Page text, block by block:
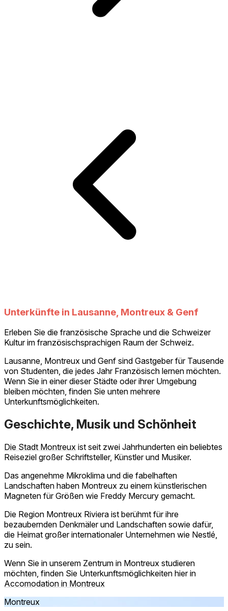
Unterkünfte in Lausanne, Montreux & Genf
Erleben Sie die französische Sprache und die Schweizer
Kultur im französischsprachigen Raum der Schweiz.
Lausanne, Montreux und Genf sind Gastgeber für Tausende
von Studenten, die jedes Jahr Französisch lernen möchten.
Wenn Sie in einer dieser Städte oder ihrer Umgebung
bleiben möchten, finden Sie unten mehrere
Unterkunftsmöglichkeiten.
Geschichte, Musik und Schönheit
Die Stadt Montreux ist seit zwei Jahrhunderten ein beliebtes
Reiseziel großer Schriftsteller, Künstler und Musiker.
Das angenehme Mikroklima und die fabelhaften
Landschaften haben Montreux zu einem künstlerischen
Magneten für Größen wie Freddy Mercury gemacht.
Die Region Montreux Riviera ist berühmt für ihre
bezaubernden Denkmäler und Landschaften sowie dafür,
die Heimat großer internationaler Unternehmen wie Nestlé,
zu sein.
Wenn Sie in unserem Zentrum in Montreux studieren
möchten, finden Sie Unterkunftsmöglichkeiten hier in
Accomodation in Montreux
Montreux